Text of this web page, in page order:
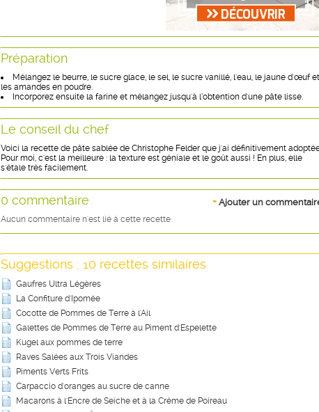
Préparation
Mélangez le beurre, le sucre glace, le sel, le sucre vanillé, l'eau, le jaune d'œuf et
les amandes en poudre.
Incorporez ensuite la farine et mélangez jusqu'à l’obtention d'une pâte lisse.
Le conseil du chef
Voici la recette de pâte sablée de Christophe Felder que j'ai définitivement
Pour moi, c'est la meilleure : la texture est géniale et le goût aussi ! En plus, elle
s'étale très facilement.
+ Ajouter un
0 commentaire
Aucun commentaire n'est lié à cette recette
Suggestions : 10 recettes similaires
Gaufres Ultra Légères
La Confiture d'Ipomée
Cocotte de Pommes de Terre à l'Ail
Galettes de Pommes de Terre au Piment d'Espelette
Kugel aux pommes de terre
Raves Salées aux Trois Viandes
Piments Verts Frits
Carpaccio d'oranges au sucre de canne
Macarons à l'Encre de Seiche et à la Crème de Poireau